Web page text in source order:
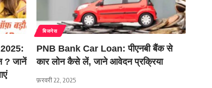
? जानें
बिजनेस
PNB Bank Car Loan: पीएनबी बैंक से
कार लोन कैसे लें, जाने आवेदन प्रक्रिया
फ़रवरी 22, 2025